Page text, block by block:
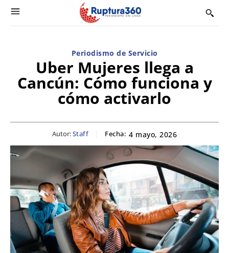
Periodismo de Servicio
Uber Mujeres llega a
Cancún: Cómo funciona y
cómo activarlo
Autor:Staff Fecha: 4 mayo, 2026